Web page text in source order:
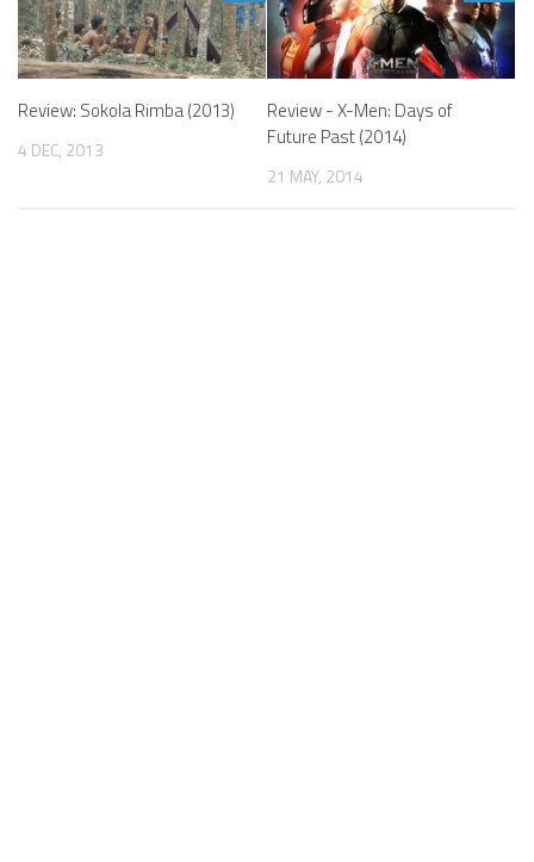
Review: Sokola Rimba (2013)
4 DEC, 2013
Review - X-Men: Days of
Future Past (2014)
21 MAY, 2014